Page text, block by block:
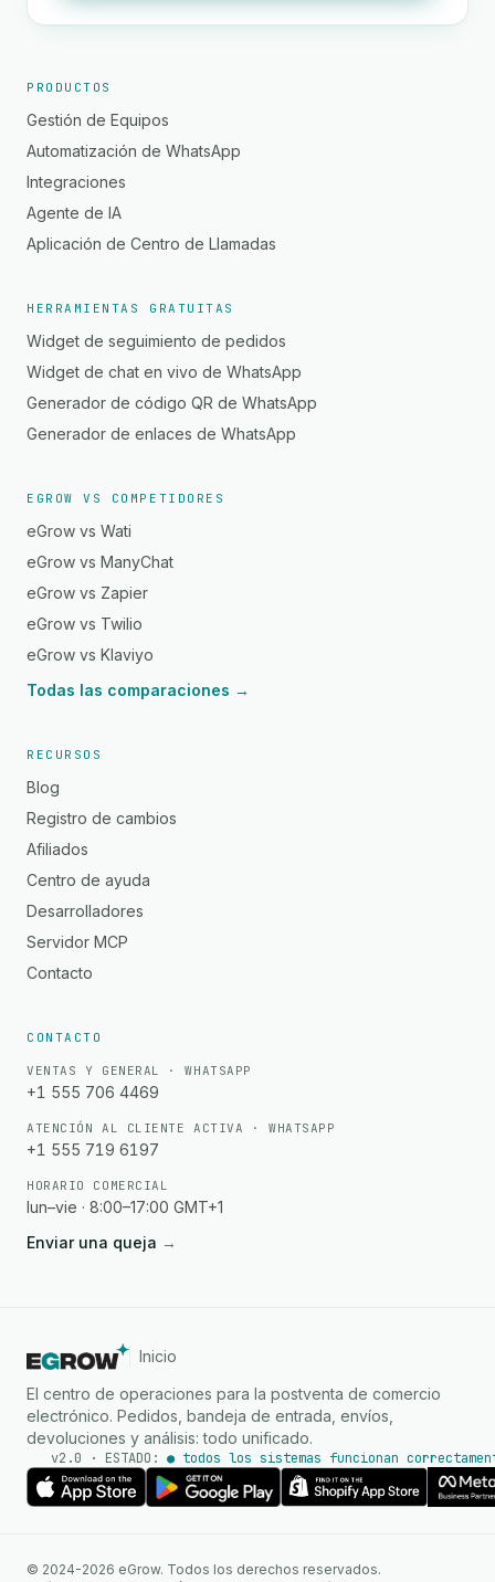
PRODUCTOS
Gestión de Equipos
Automatización de WhatsApp
Integraciones
Agente de IA
Aplicación de Centro de Llamadas
HERRAMIENTAS GRATUITAS
Widget de seguimiento de pedidos
Widget de chat en vivo de WhatsApp
Generador de código QR de WhatsApp
Generador de enlaces de WhatsApp
EGROW VS COMPETIDORES
eGrow vs Wati
eGrow vs ManyChat
eGrow vs Zapier
eGrow vs Twilio
eGrow vs Klaviyo
Todas las comparaciones →
RECURSOS
Blog
Registro de cambios
Afiliados
Centro de ayuda
Desarrolladores
Servidor MCP
Contacto
CONTACTO
VENTAS Y GENERAL · WHATSAPP
+1 555 706 4469
ATENCIÓN AL CLIENTE ACTIVA · WHATSAPP
+1 555 719 6197
HORARIO COMERCIAL
lun–vie · 8:00–17:00 GMT+1
Enviar una queja →
Inicio
El centro de operaciones para la postventa de comercio
electrónico. Pedidos, bandeja de entrada, envíos,
devoluciones y análisis: todo unificado.
v2.0 · ESTADO: ● todos los sistemas funcionan
© 2024-2026 eGrow. Todos los derechos reservados.
WhatsApp